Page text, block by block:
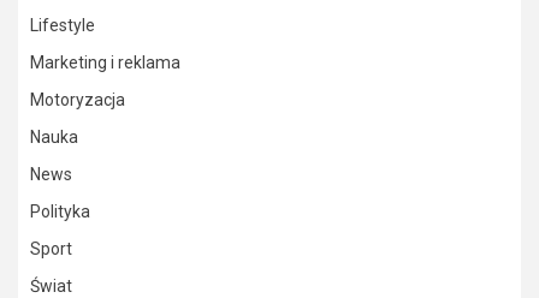
Lifestyle
Marketing i reklama
Motoryzacja
Nauka
News
Polityka
Sport
Świat